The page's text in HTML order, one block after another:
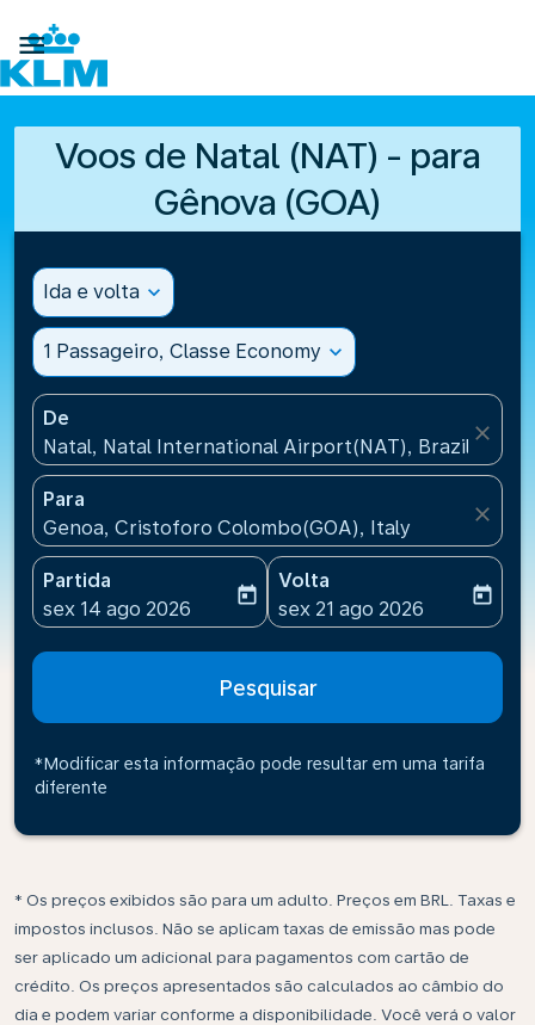

Voos de Natal (NAT) - para
Gênova (GOA)
Ida e volta expand_more
1 Passageiro, Classe Economy expand_more
De
Natal, Natal International Airport(NAT), Brazil
close
Para
Genoa, Cristoforo Colombo(GOA), Italy
close
Partida
fc-booking-departure-date-aria-label
sex 14 ago 2026
today
Volta
fc-booking-return-date-
sex 21 ago 2026
today
Pesquisar
*Modificar esta informação pode resultar em uma tarifa
diferente
* Os preços exibidos são para um adulto. Preços em BRL. Taxas e
impostos inclusos. Não se aplicam taxas de emissão mas pode
ser aplicado um adicional para pagamentos com cartão de
crédito. Os preços apresentados são calculados ao câmbio do
dia e podem variar conforme a disponibilidade. Você verá o valor